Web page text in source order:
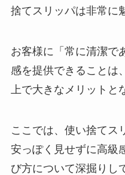
捨てスリッパは非常に
お客様に「常に清潔で
感を提供できることは
上で大きなメリットと
ここでは、使い捨てス
安っぽく見せずに高級
び方について深掘りし